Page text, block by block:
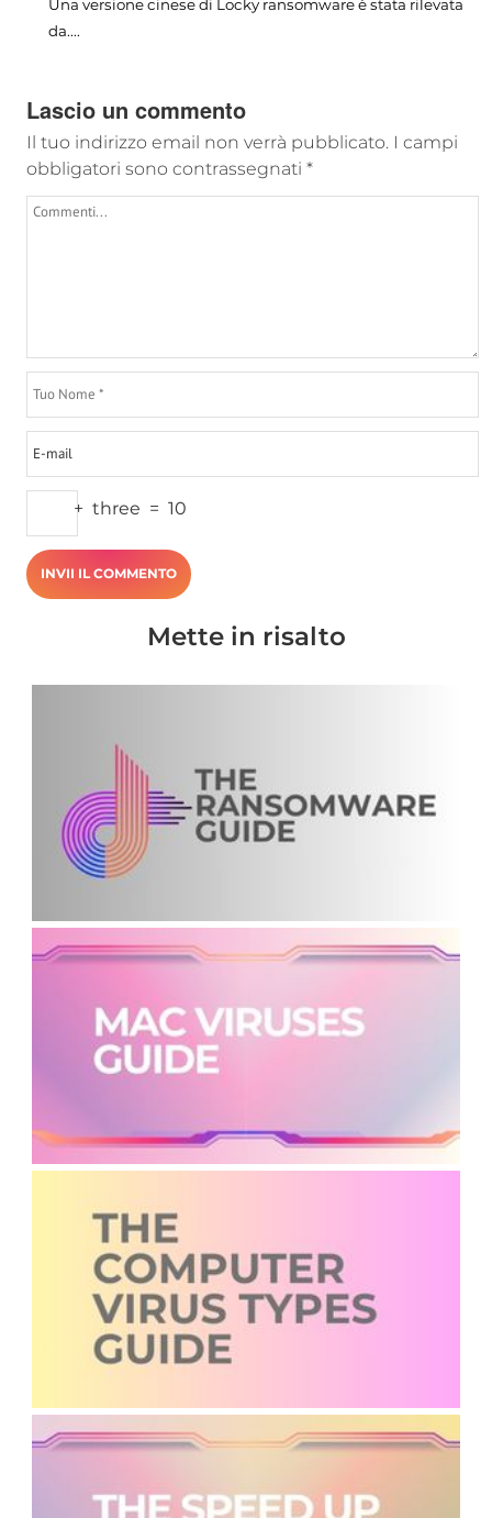
Una versione cinese di Locky ransomware è stata rilevata
da....
Lascio un commento
Il tuo indirizzo email non verrà pubblicato. I campi
obbligatori sono contrassegnati *
+ three = 10
Mette in risalto